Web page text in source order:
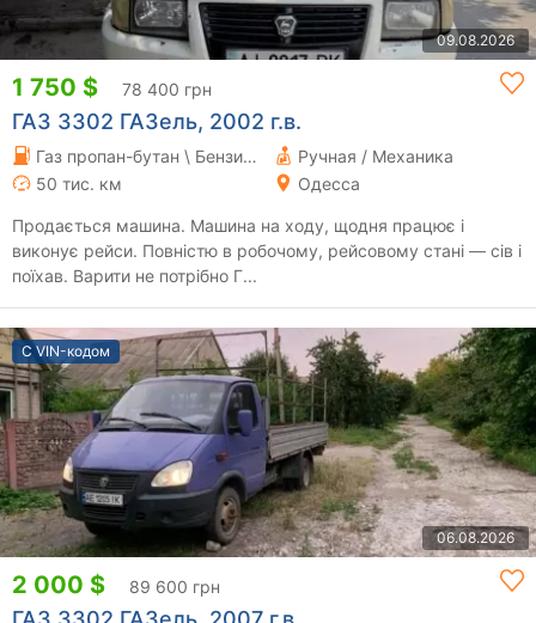
09.08.2026
1 750 $ 78 400 грн
ГАЗ 3302 ГАЗель, 2002 г.в.
Газ пропан-бутан \ Бензин 2.4 л.
Ручная / Механика
50 тис. км
Одесса
Продається машина. Машина на ходу, щодня працює і
виконує рейси. Повністю в робочому, рейсовому стані — сів і
поїхав. Варити не потрібно Г...
С VIN-кодом
06.08.2026
2 000 $ 89 600 грн